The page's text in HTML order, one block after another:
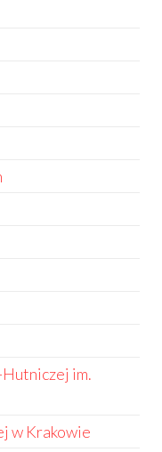
im.
w Krakowie